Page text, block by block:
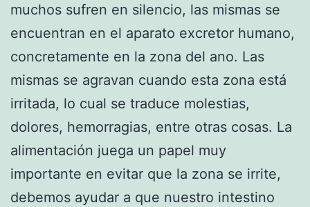
muchos sufren en silencio, las mismas se
encuentran en el aparato excretor humano,
concretamente en la zona del ano. Las
mismas se agravan cuando esta zona está
irritada, lo cual se traduce molestias,
dolores, hemorragias, entre otras cosas. La
alimentación juega un papel muy
importante en evitar que la zona se irrite,
debemos ayudar a que nuestro intestino